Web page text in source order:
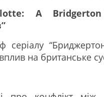
A
серіалу
на британське